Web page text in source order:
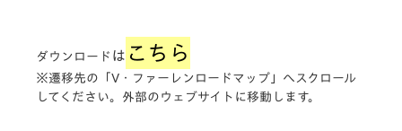
ダウンロード は こちら
※遷移先の「V・ファーレンロードマップ」へスクロール
してください。外部のウェブサイトに移動します。